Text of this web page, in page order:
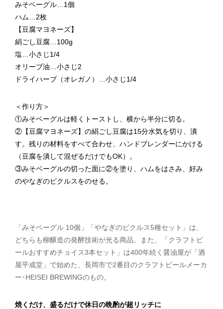
みそベーグル…1個
ハム…2枚
【豆腐マヨネーズ】
絹ごし豆腐…100g
塩…小さじ1/4
オリーブ油…小さじ2
ドライハーブ（オレガノ）…小さじ1/4
＜作り方＞
①みそベーグルは軽くトーストし、横から半分に切る。
②【豆腐マヨネーズ】の絹ごし豆腐は15分水気を切り、潰
す。残りの材料をすべて合わせ、ハンドブレンダーにかける
（豆腐を潰して混ぜるだけでもOK）。
③みそベーグルの切った面に②を塗り、ハムをはさみ、好み
のやなぎのピクルスをのせる。
「みそベーグル 10個」「やなぎのピクルス5種セット」は、
どちらも柳醸造の発酵技術が光る商品。また、「クラフトビ
ールおすすめチョイス3本セット」は400年続く醤油屋が「酒
屋平成堂」で始めた、長岡市で2番目のクラフトビールメーカ
ー･HEISEI BREWINGのもの。
焼くだけ、盛るだけで休日の晩酌が超リッチに